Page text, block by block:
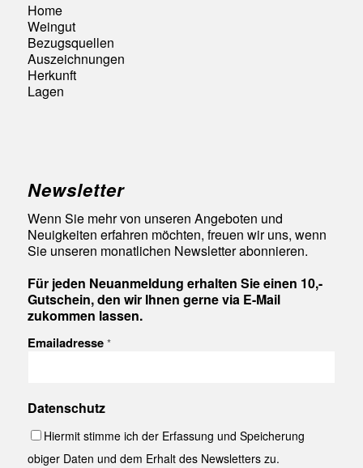
Home
Weingut
Bezugsquellen
Auszeichnungen
Herkunft
Lagen
Newsletter
Wenn Sie mehr von unseren Angeboten und
Neuigkeiten erfahren möchten, freuen wir uns, wenn
Sie unseren monatlichen Newsletter abonnieren.
Für jeden Neuanmeldung erhalten Sie einen 10,-
Gutschein, den wir Ihnen gerne via E-Mail
zukommen lassen.
Emailadresse *
Datenschutz
Hiermit stimme ich der Erfassung und Speicherung
obiger Daten und dem Erhalt des Newsletters zu.